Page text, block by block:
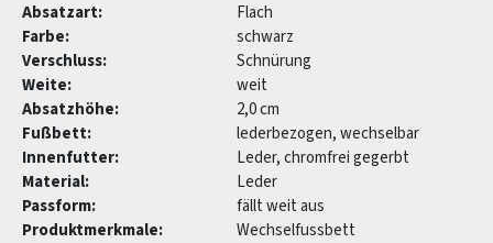
Absatzart:
Flach
Farbe:
schwarz
Verschluss:
Schnürung
Weite:
weit
Absatzhöhe:
2,0 cm
Fußbett:
lederbezogen, wechselbar
Innenfutter:
Leder, chromfrei gegerbt
Material:
Leder
Passform:
fällt weit aus
Produktmerkmale:
Wechselfussbett